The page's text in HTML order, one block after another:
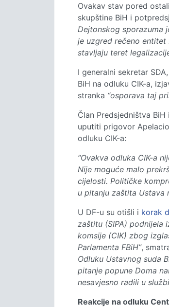
Ovakav stav pored
skupštine BiH i
Dejtonskog sporazuma
je uzgred rečeno
stavljaju teret
I generalni sekretar
BiH na odluku CIK-a,
stranka “osporava taj
Član Predsjedništva
uputiti prigovor
odluku CIK-a:
“Ovakva odluka CIK-a
Nije moguće malo
cijelosti. Političke
u pitanju zaštita Ustava
U DF-u su otišli i korak
zaštitu (SIPA) podnijela
komsije (CIK) zbog
Parlamenta FBiH”,
Odluku Ustavnog suda
pitanje popune Doma
nesavjesno radili u
Reakcije na odluku